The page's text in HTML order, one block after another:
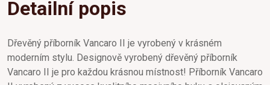
Detailní popis
Dřevěný příborník Vancaro II je vyrobený v krásném
moderním stylu. Designově vyrobený dřevěný příborník
Vancaro II je pro každou krásnou místnost! Příborník Vancaro